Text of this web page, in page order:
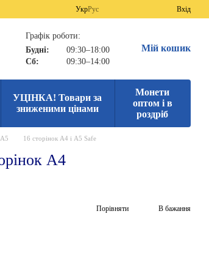
УкрРус Вхід
Графік роботи:
Будні:
09:30–18:00
Сб:
09:30–14:00
Мій кошик
УЦІНКА! Товари за
зниженими цінами
Монети
оптом і в
роздріб
А5 16 сторінок А4 і А5 Safe
А4
Порівняти В бажання